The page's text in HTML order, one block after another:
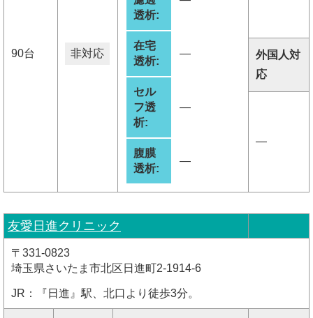
90台 非対応
透析:
在宅
透析:
―
セル
フ透
析:
―
腹膜
透析:
―
外国人対
応
―
友愛日進クリニック
〒331-0823
埼玉県さいたま市北区日進町2-1914-6
JR：『日進』駅、北口より徒歩3分。